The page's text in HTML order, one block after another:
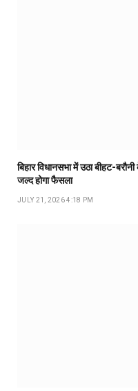
बिहार विधानसभा में उठा बीहट-
जल्द होगा फैसला
JULY 21, 2026 4:18 PM